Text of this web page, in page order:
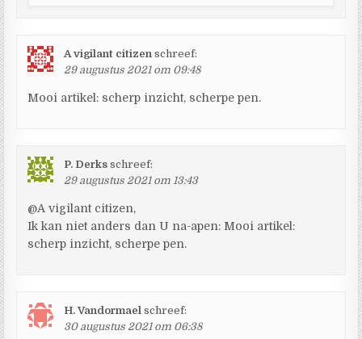
A vigilant citizen schreef:
29 augustus 2021 om 09:48
Mooi artikel: scherp inzicht, scherpe pen.
P. Derks schreef:
29 augustus 2021 om 13:43
@A vigilant citizen,
Ik kan niet anders dan U na-apen: Mooi artikel:
scherp inzicht, scherpe pen.
H. Vandormael schreef:
30 augustus 2021 om 06:38